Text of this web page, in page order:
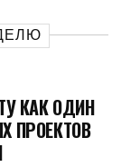
КАК ОДИН
ПРОЕКТОВ